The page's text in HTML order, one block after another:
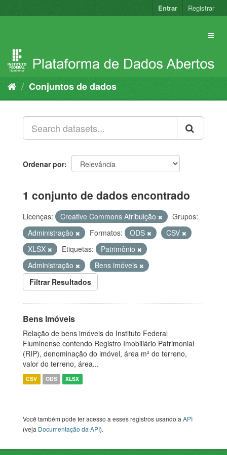
para
Entrar Registrar
Conjuntos de dados
Ordenar por
1 conjunto de dados encontrado
Licenças: Creative Commons Atribuição
Grupos:
Administração
Formatos: ODS
CSV
XLSX
Etiquetas:
Patrimônio
Administração
Bens imóveis
Filtrar Resultados
Bens Imóveis
Relação de bens imóveis do Instituto Federal
Fluminense contendo Registro Imobiliário Patrimonial
(RIP), denominação do imóvel, área m² do terreno,
valor do terreno, área...
CSV ODS XLSX
Você também pode ter acesso a esses registros usando aAPI
(veja Documentação da API).